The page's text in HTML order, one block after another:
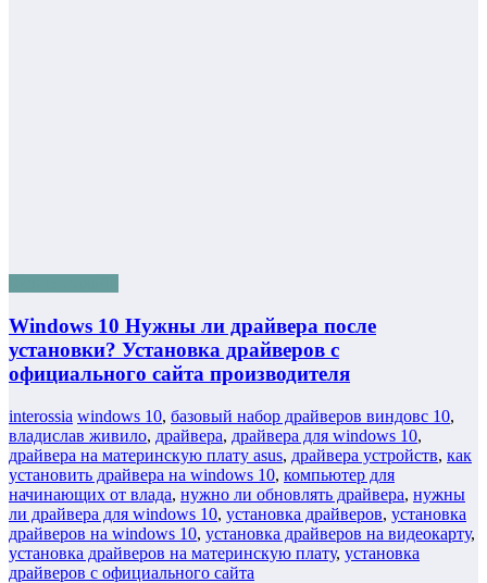
Windows 10 Нужны ли драйвера после
установки? Установка драйверов с
официального сайта производителя
interossia windows 10, базовый набор драйверов виндовс 10,
владислав живило, драйвера, драйвера для windows 10,
драйвера на материнскую плату asus, драйвера устройств, как
установить драйвера на windows 10, компьютер для
начинающих от влада, нужно ли обновлять драйвера, нужны
ли драйвера для windows 10, установка драйверов, установка
драйверов на windows 10, установка драйверов на видеокарту,
установка драйверов на материнскую плату, установка
драйверов с официального сайта